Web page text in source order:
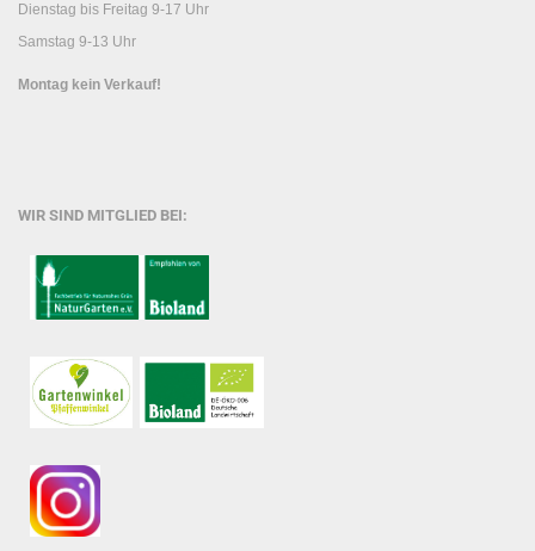
Dienstag bis Freitag 9-17 Uhr
Samstag 9-13 Uhr
Montag kein Verkauf!
WIR SIND MITGLIED BEI: